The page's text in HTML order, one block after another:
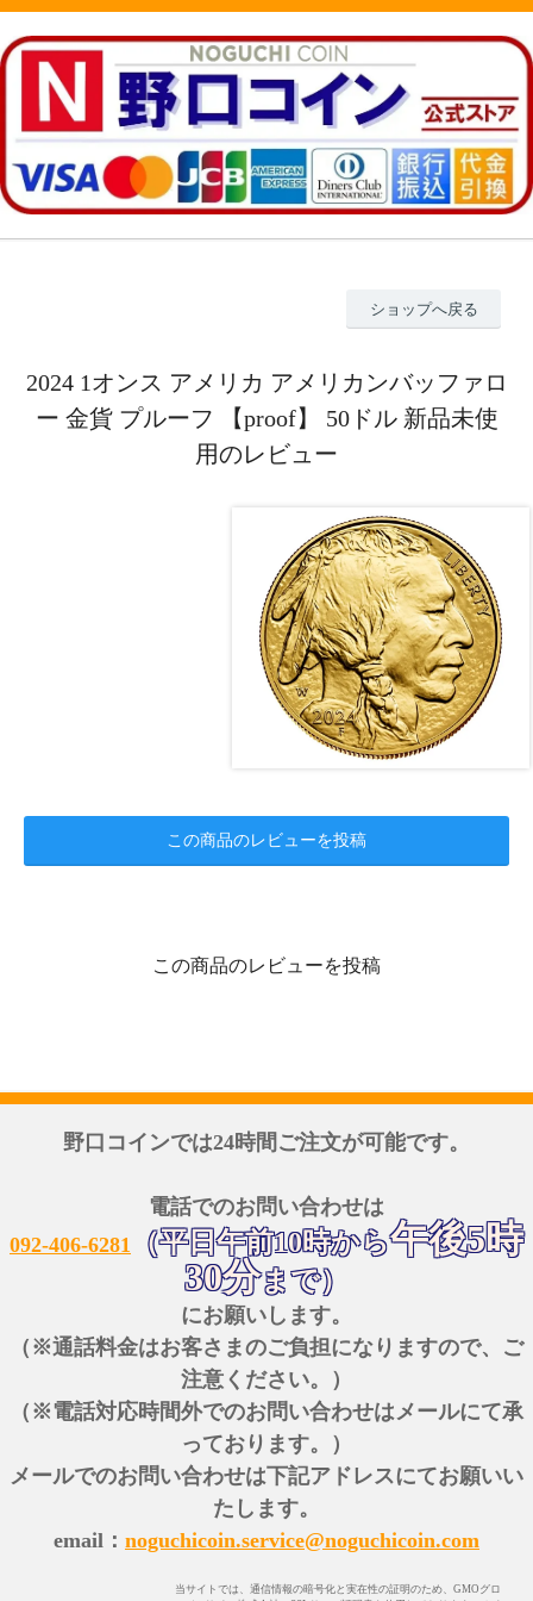
ショップへ戻る
2024 1オンス アメリカ アメリカンバッファロ
ー 金貨 プルーフ 【proof】 50ドル 新品未使
用のレビュー
この商品のレビューを投稿
この商品のレビューを投稿
野口コインでは24時間ご注文が可能です。
電話でのお問い合わせは
092-406-6281
（平日午前10時から午後5時
30分まで）
にお願いします。
（※通話料金はお客さまのご負担になりますので、ご
注意ください。）
（※電話対応時間外でのお問い合わせはメールにて承
っております。）
メールでのお問い合わせは下記アドレスにてお願いい
たします。
email： noguchicoin.service@noguchicoin.com
当サイトでは、通信情報の暗号化と実在性の証明のため、GMOグロ